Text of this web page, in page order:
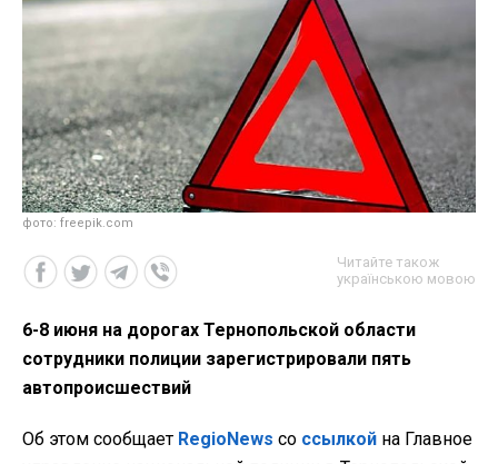
фото: freepik.com
Читайте також
українською мовою
6-8 июня на дорогах Тернопольской области
сотрудники полиции зарегистрировали пять
автопроисшествий
Об этом сообщает RegioNews со ссылкой на Главное